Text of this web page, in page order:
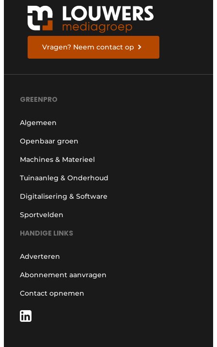
Vragen? Neem contact op
GREENPRO
Algemeen
Openbaar groen
Machines & Materieel
Tuinaanleg & Onderhoud
Digitalisering & Software
Sportvelden
HANDIGE LINKS
Adverteren
Abonnement aanvragen
Contact opnemen